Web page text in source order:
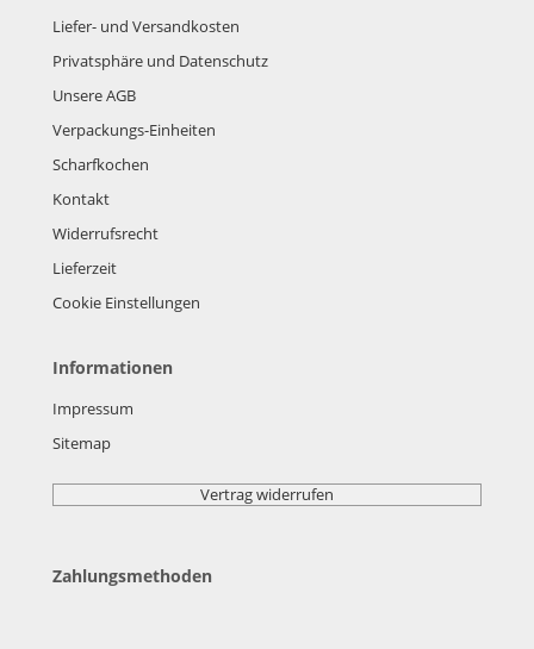
Liefer- und Versandkosten
Privatsphäre und Datenschutz
Unsere AGB
Verpackungs-Einheiten
Scharfkochen
Kontakt
Widerrufsrecht
Lieferzeit
Cookie Einstellungen
Informationen
Impressum
Sitemap
Vertrag widerrufen
Zahlungsmethoden